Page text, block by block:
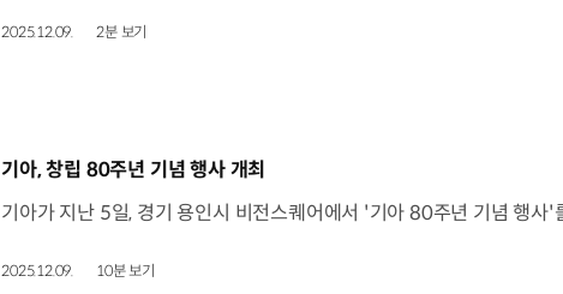
2025.12.09. 2분 보기
[동영상]
기아, 창립 80주년 기념 행사 개최
2025.12.09. 10분 보기